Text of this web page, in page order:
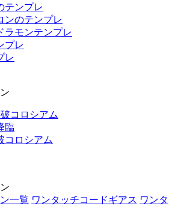
テンプレ
ンのテンプレ
ラモンテンプレ
プレ
レ
コロシアム
臨
コロシアム
一覧 ワンタッチコードギアス ワンタ